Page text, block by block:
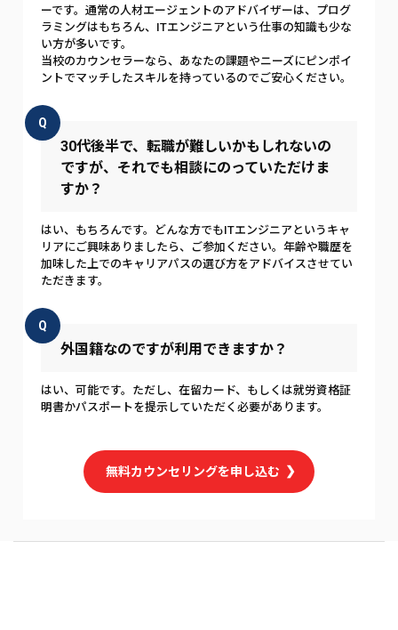
ーです。通常の人材エージェントのアドバイザーは、プログ
ラミングはもちろん、ITエンジニアという仕事の知識も少な
い方が多いです。
当校のカウンセラーなら、あなたの課題やニーズにピンポイ
ントでマッチしたスキルを持っているのでご安心ください。
Q
30代後半で、転職が難しいかもしれないの
ですが、それでも相談にのっていただけま
すか？
はい、もちろんです。どんな方でもITエンジニアというキャ
リアにご興味ありましたら、ご参加ください。年齢や職歴を
加味した上でのキャリアパスの選び方をアドバイスさせてい
ただきます。
Q
外国籍なのですが利用できますか？
はい、可能です。ただし、在留カード、もしくは就労資格証
明書かパスポートを提示していただく必要があります。
無料カウンセリングを申し込む